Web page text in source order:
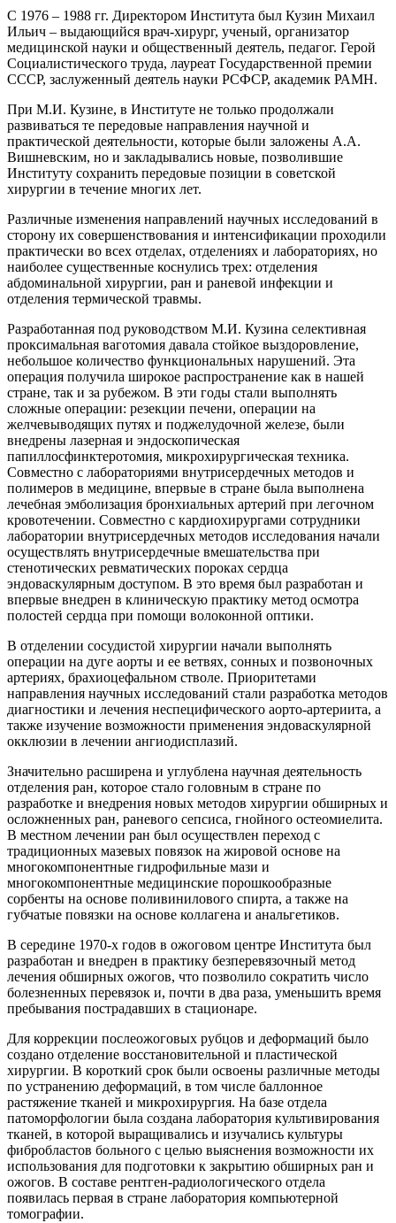
С 1976 – 1988 гг. Директором Института был Кузин Михаил
Ильич – выдающийся врач-хирург, ученый, организатор
медицинской науки и общественный деятель, педагог. Герой
Социалистического труда, лауреат Государственной премии
СССР, заслуженный деятель науки РСФСР, академик РАМН.
При М.И. Кузине, в Институте не только продолжали
развиваться те передовые направления научной и
практической деятельности, которые были заложены А.А.
Вишневским, но и закладывались новые, позволившие
Институту сохранить передовые позиции в советской
хирургии в течение многих лет.
Различные изменения направлений научных исследований в
сторону их совершенствования и интенсификации проходили
практически во всех отделах, отделениях и лабораториях, но
наиболее существенные коснулись трех: отделения
абдоминальной хирургии, ран и раневой инфекции и
отделения термической травмы.
Разработанная под руководством М.И. Кузина селективная
проксимальная ваготомия давала стойкое выздоровление,
небольшое количество функциональных нарушений. Эта
операция получила широкое распространение как в нашей
стране, так и за рубежом. В эти годы стали выполнять
сложные операции: резекции печени, операции на
желчевыводящих путях и поджелудочной железе, были
внедрены лазерная и эндоскопическая
папиллосфинктеротомия, микрохирургическая техника.
Совместно с лабораториями внутрисердечных методов и
полимеров в медицине, впервые в стране была выполнена
лечебная эмболизация бронхиальных артерий при легочном
кровотечении. Совместно с кардиохирургами сотрудники
лаборатории внутрисердечных методов исследования начали
осуществлять внутрисердечные вмешательства при
стенотических ревматических пороках сердца
эндоваскулярным доступом. В это время был разработан и
впервые внедрен в клиническую практику метод осмотра
полостей сердца при помощи волоконной оптики.
В отделении сосудистой хирургии начали выполнять
операции на дуге аорты и ее ветвях, сонных и позвоночных
артериях, брахиоцефальном стволе. Приоритетами
направления научных исследований стали разработка методов
диагностики и лечения неспецифического аорто-артериита, а
также изучение возможности применения эндоваскулярной
окклюзии в лечении ангиодисплазий.
Значительно расширена и углублена научная деятельность
отделения ран, которое стало головным в стране по
разработке и внедрения новых методов хирургии обширных и
осложненных ран, раневого сепсиса, гнойного остеомиелита.
В местном лечении ран был осуществлен переход с
традиционных мазевых повязок на жировой основе на
многокомпонентные гидрофильные мази и
многокомпонентные медицинские порошкообразные
сорбенты на основе поливинилового спирта, а также на
губчатые повязки на основе коллагена и анальгетиков.
В середине 1970-х годов в ожоговом центре Института был
разработан и внедрен в практику безперевязочный метод
лечения обширных ожогов, что позволило сократить число
болезненных перевязок и, почти в два раза, уменьшить время
пребывания пострадавших в стационаре.
Для коррекции послеожоговых рубцов и деформаций было
создано отделение восстановительной и пластической
хирургии. В короткий срок были освоены различные методы
по устранению деформаций, в том числе баллонное
растяжение тканей и микрохирургия. На базе отдела
патоморфологии была создана лаборатория культивирования
тканей, в которой выращивались и изучались культуры
фибробластов больного с целью выяснения возможности их
использования для подготовки к закрытию обширных ран и
ожогов. В составе рентген-радиологического отдела
появилась первая в стране лаборатория компьютерной
томографии.